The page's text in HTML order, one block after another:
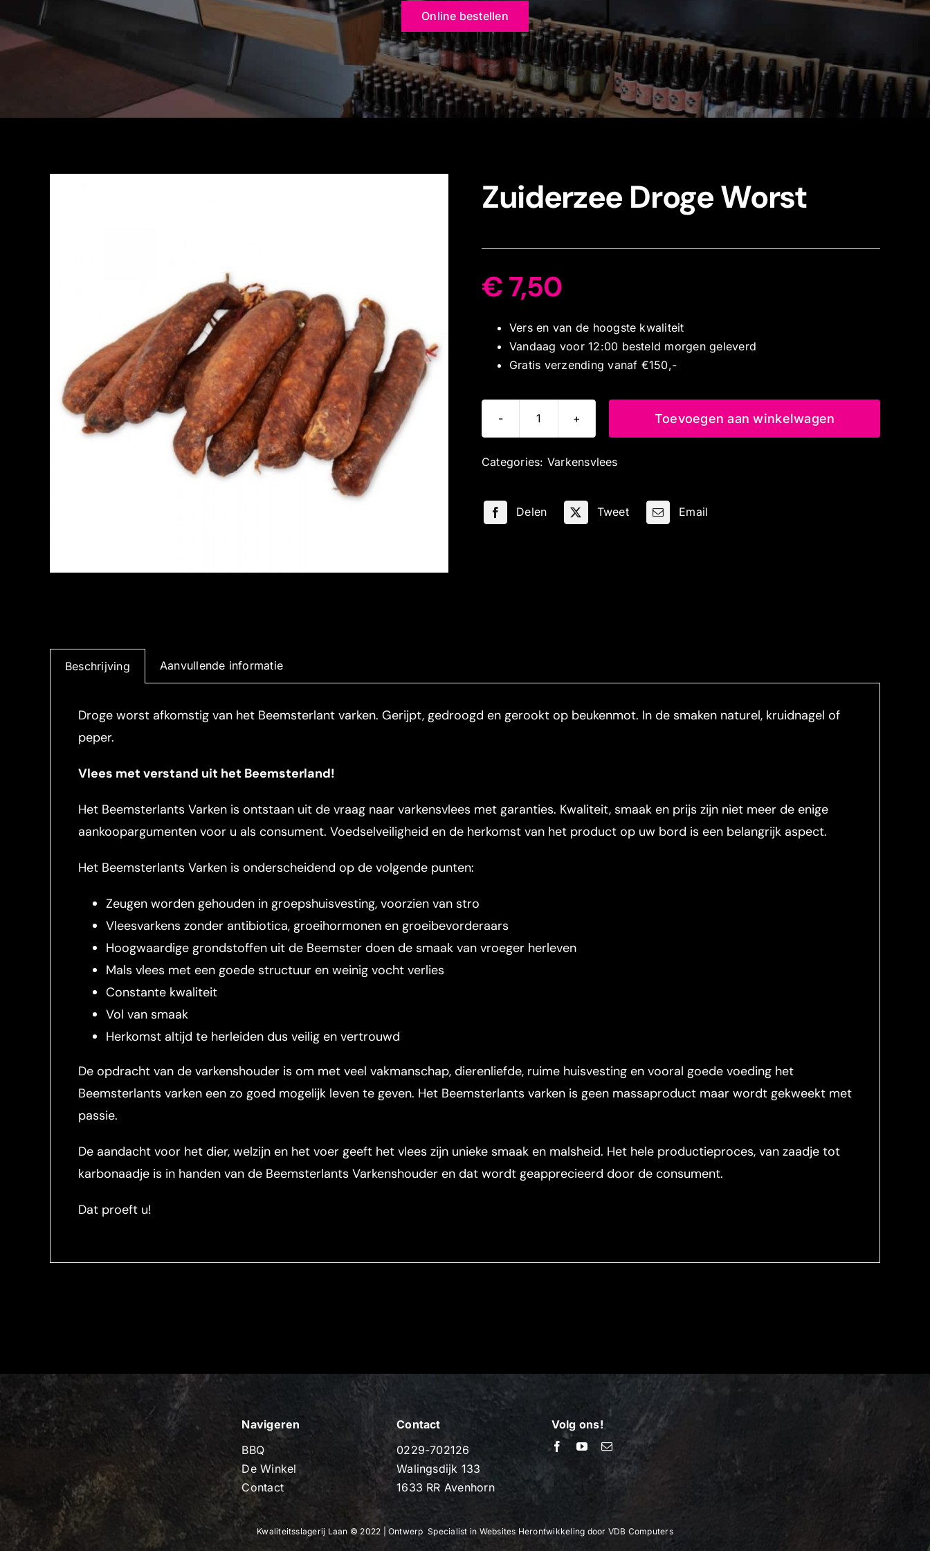
Online bestellen
Zuiderzee Droge Worst
€7,50
Vers en van de hoogste kwaliteit
Vandaag voor 12:00 besteld morgen geleverd
Gratis verzending vanaf €150,-
Zuiderzee
worst
Toevoegen aan winkelwagen
Categories: Varkensvlees
Delen Tweet Email
Beschrijving Aanvullende informatie
Droge worst afkomstig van het Beemsterlant varken. Gerijpt, gedroogd en gerookt op beukenmot. In de smaken naturel, kruidnagel of
peper.
Vlees met verstand uit het Beemsterland!
Het Beemsterlants Varken is ontstaan uit de vraag naar varkensvlees met garanties. Kwaliteit, smaak en prijs zijn niet meer de enige
aankoopargumenten voor u als consument. Voedselveiligheid en de herkomst van het product op uw bord is een belangrijk aspect.
Het Beemsterlants Varken is onderscheidend op de volgende punten:
Zeugen worden gehouden in groepshuisvesting, voorzien van stro
Vleesvarkens zonder antibiotica, groeihormonen en groeibevorderaars
Hoogwaardige grondstoffen uit de Beemster doen de smaak van vroeger herleven
Mals vlees met een goede structuur en weinig vocht verlies
Constante kwaliteit
Vol van smaak
Herkomst altijd te herleiden dus veilig en vertrouwd
De opdracht van de varkenshouder is om met veel vakmanschap, dierenliefde, ruime huisvesting en vooral goede voeding het
Beemsterlants varken een zo goed mogelijk leven te geven. Het Beemsterlants varken is geen massaproduct maar wordt gekweekt met
passie.
De aandacht voor het dier, welzijn en het voer geeft het vlees zijn unieke smaak en malsheid. Het hele productieproces, van zaadje tot
karbonaadje is in handen van de Beemsterlants Varkenshouder en dat wordt geapprecieerd door de consument.
Dat proeft u!
Navigeren
BBQ
De Winkel
Contact
Contact
0229-702126
Walingsdijk 133
1633 RR Avenhorn
Volg ons!
Kwaliteitsslagerij Laan © 2022 | OntwerpSpecialist in Websites Herontwikkeling door VDB Computers